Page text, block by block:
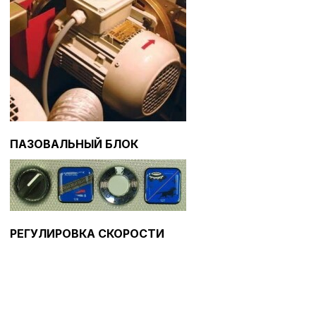
ПАЗОВАЛЬНЫЙ БЛОК
РЕГУЛИРОВКА СКОРОСТИ
Политика в
обработки сookies
типа «технические
без которых
функционирование
Ваш выбор настроек на
этого периода Сайт